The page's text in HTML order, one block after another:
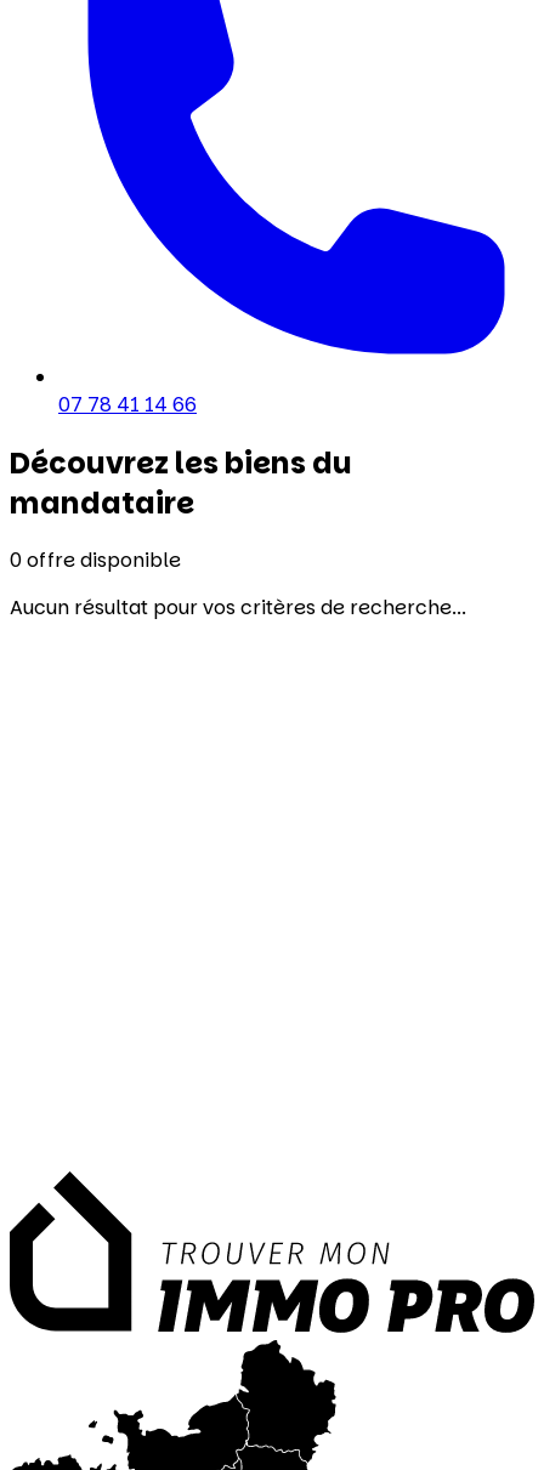
07 78 41 14 66
Découvrez les biens du
mandataire
0offre disponible
Aucun résultat pour vos critères de recherche...